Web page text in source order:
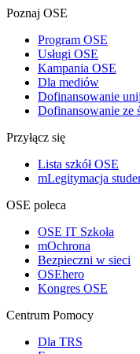
Poznaj OSE
Program OSE
Usługi OSE
Kampania OSE
Dla mediów
Dofinansowanie
Dofinansowanie ze
Przyłącz się
Lista szkół OSE
mLegitymacja
OSE poleca
OSE IT Szkoła
mOchrona
Bezpieczni w sieci
OSEhero
Kongres OSE
Centrum Pomocy
Dla TRS